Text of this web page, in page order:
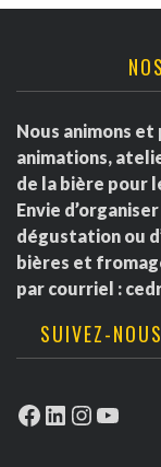
Nous animons
animations,
de la bière pour
Envie
dégustation ou
bières et
par courriel :
SUIVEZ-
Facebook
LinkedIn